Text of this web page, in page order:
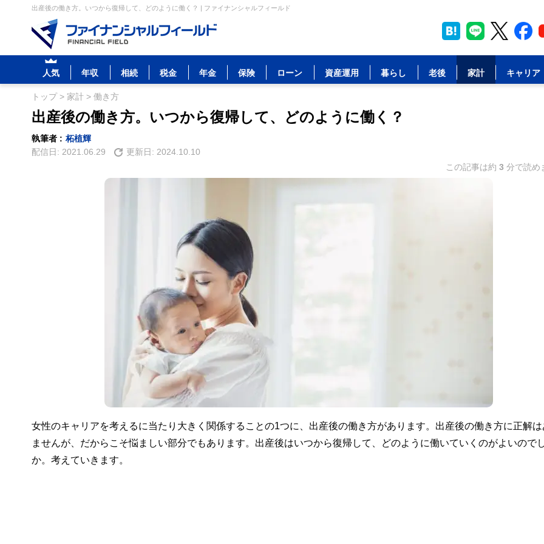
出産後の働き方。いつから復帰して、どのように働く？ | ファイナンシャルフィールド
人気 年収 相続 税金 年金 保険 ローン 資産運用 暮らし 老後 家計 キャリア
トップ> 家計 > 働き方
出産後の働き方。いつから復帰して、どのように働く？
執筆者 : 柘植輝
配信日: 2021.06.29 更新日: 2024.10.10
この記事は約 3 分で読め
女性のキャリアを考えるに当たり大きく関係することの1つに、出産後の働き方があります。出産後の働き方に正解は
ませんが、だからこそ悩ましい部分でもあります。出産後はいつから復帰して、どのように働いていくのがよいので
か。考えていきます。